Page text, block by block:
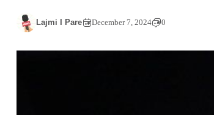
Lajmi I Pare December 7, 2024 0